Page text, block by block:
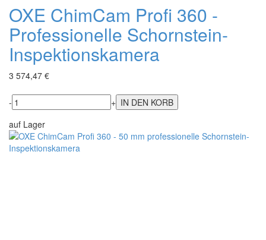
OXE ChimCam Profi 360 -
Professionelle Schornstein-
Inspektionskamera
3 574,47 €
-
+
auf Lager